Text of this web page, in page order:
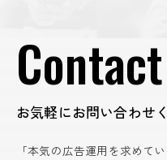
Contact
お気軽にお問い合わせ
「本気の広告運用を求めて